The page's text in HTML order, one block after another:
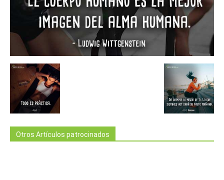
Otros Artículos patrocinados